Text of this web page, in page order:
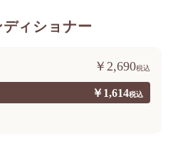
ィショナー
￥1,614
￥2,690